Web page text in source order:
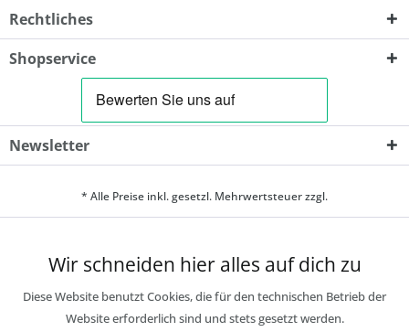
Rechtliches
Shopservice
Newsletter
* Alle Preise inkl. gesetzl. Mehrwertsteuer zzgl.
Wir schneiden hier alles auf dich zu
Diese Website benutzt Cookies, die für den technischen Betrieb der
Website erforderlich sind und stets gesetzt werden.